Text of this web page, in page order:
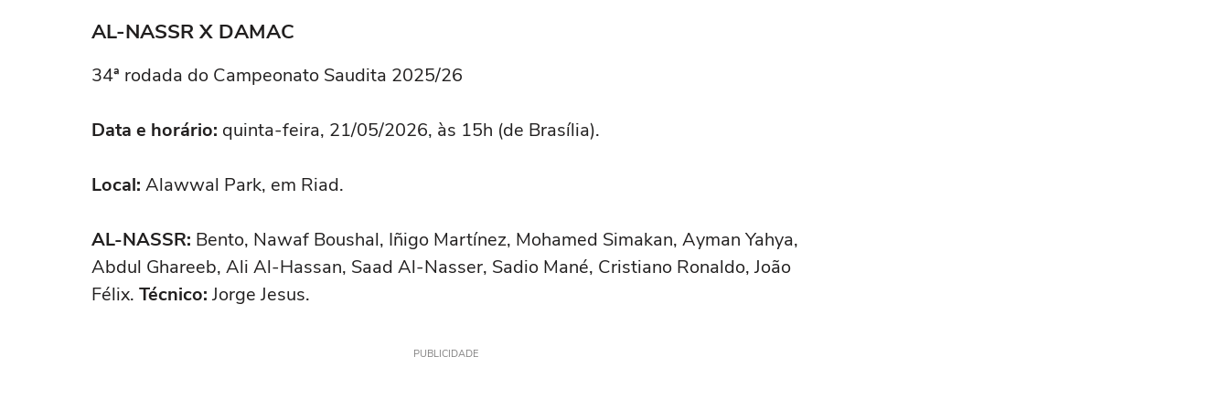
AL-NASSR X DAMAC
34ª rodada do Campeonato Saudita 2025/26
Data e horário: quinta-feira, 21/05/2026, às 15h (de Brasília).
Local: Alawwal Park, em Riad.
AL-NASSR: Bento, Nawaf Boushal, Iñigo Martínez, Mohamed Simakan, Ayman Yahya,
Abdul Ghareeb, Ali Al-Hassan, Saad Al-Nasser, Sadio Mané, Cristiano Ronaldo, João
Félix. Técnico: Jorge Jesus.
PUBLICIDADE